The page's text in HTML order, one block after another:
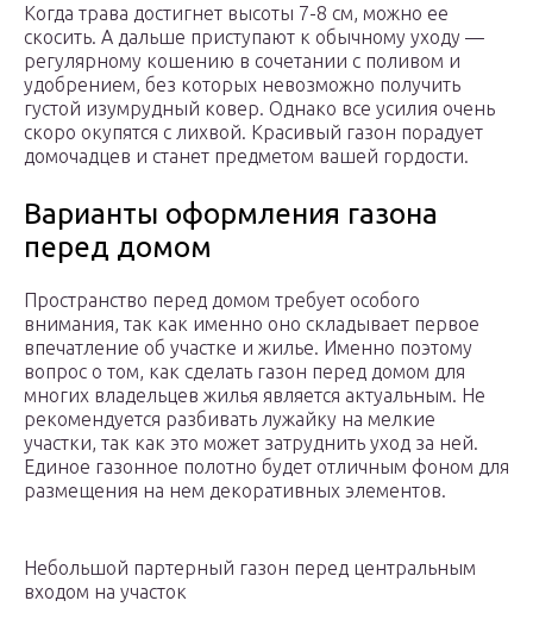
Когда трава достигнет высоты 7-8 см, можно ее
скосить. А дальше приступают к обычному уходу —
регулярному кошению в сочетании с поливом и
удобрением, без которых невозможно получить
густой изумрудный ковер. Однако все усилия очень
скоро окупятся с лихвой. Красивый газон порадует
домочадцев и станет предметом вашей гордости.
Варианты оформления газона
перед домом
Пространство перед домом требует особого
внимания, так как именно оно складывает первое
впечатление об участке и жилье. Именно поэтому
вопрос о том, как сделать газон перед домом для
многих владельцев жилья является актуальным. Не
рекомендуется разбивать лужайку на мелкие
участки, так как это может затруднить уход за ней.
Единое газонное полотно будет отличным фоном для
размещения на нем декоративных элементов.
Небольшой партерный газон перед центральным
входом на участок